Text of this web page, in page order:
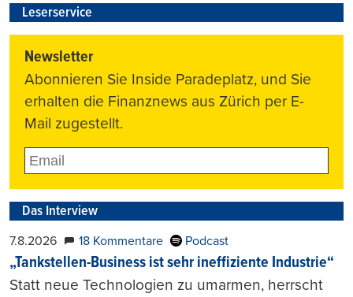
Leserservice
Newsletter
Abonnieren Sie Inside Paradeplatz, und Sie
erhalten die Finanznews aus Zürich per E-
Mail zugestellt.
Das Interview
7.8.2026 18 Kommentare Podcast
„Tankstellen-Business ist sehr ineffiziente Industrie“
Statt neue Technologien zu umarmen, herrscht